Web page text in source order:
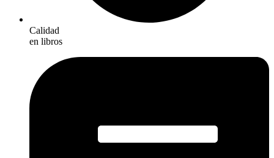
Calidad
en libros